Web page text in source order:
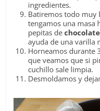
ingredientes.
Batiremos todo muy
tengamos una masa
pepitas dechocolate
ayuda de una varilla
Horneamos durante
que veamos que si
cuchillo sale limpia.
Desmoldamos y